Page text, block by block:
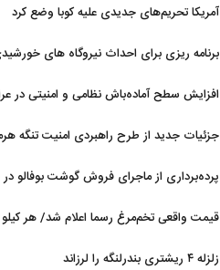
آمریکا تحریم‌های جدیدی علیه کوبا وضع کرد
برنامه ریزی برای احداث نیروگاه های
افزایش سطح آماده‌باش نظامی و امنیتی در
جزئیات جدید از طرح راهبردی امنیت تنگه
پرده‌برداری از ماجرای فروش گوشت بوفالو
قیمت واقعی تخم‌مرغ رسما اعلام شد/ هر
زلزله ۴ ریشتری بندرلنگه را لرزاند